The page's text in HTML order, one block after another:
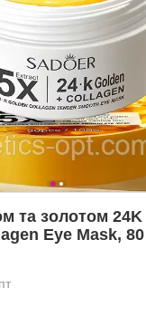
та золотом
Eye Mask,